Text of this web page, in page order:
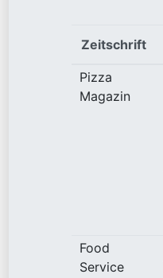
Zeitschrift
Pizza
Magazin
Food
Service